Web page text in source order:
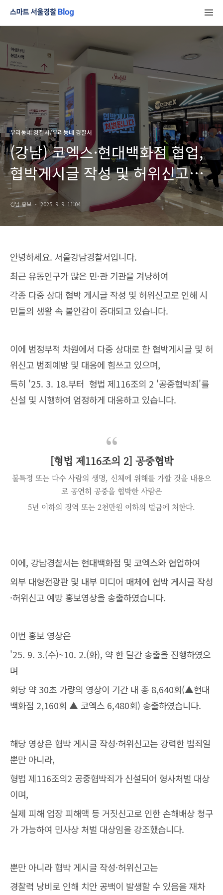
우리동네 경찰서/우리동네 경찰서
(강남) 코엑스·현대백화점 협업,
협박게시글 작성 및 허위신고
범죄예방 홍보 영상 송출
강남 홍보 2025. 9. 9. 11:04
안녕하세요. 서울강남경찰서입니다.
최근 유동인구가 많은 민·관 기관을 겨냥하여
각종 다중 상대 협박 게시글 작성 및 허위신고로 인해 시
민들의 생활 속 불안감이 증대되고 있습니다.
이에 범정부적 차원에서 다중 상대로 한 협박게시글 및 허
위신고 범죄예방 및 대응에 힘쓰고 있으며,
특히 '25. 3. 18.부터 형법 제116조의 2 '공중협박죄'를
신설 및 시행하여 엄정하게 대응하고 있습니다.
[형법 제116조의 2] 공중협박
불특정 또는 다수 사람의 생명, 신체에 위해를 가할 것을 내용으
로 공연히 공중을 협박한 사람은
5년 이하의 징역 또는 2천만원 이하의 벌금에 처한다.
이에, 강남경찰서는 현대백화점 및 코엑스와 협업하여
외부 대형전광판 및 내부 미디어 매체에 협박 게시글 작성
·허위신고 예방 홍보영상을 송출하였습니다.
이번 홍보 영상은
'25. 9. 3.(수)~10. 2.(화), 약 한 달간 송출을 진행하였으
며
회당 약 30초 가량의 영상이 기간 내 총 8,640회(▲현대
백화점 2,160회 ▲ 코엑스 6,480회) 송출하였습니다.
해당 영상은 협박 게시글 작성·허위신고는 강력한 범죄일
뿐만 아니라,
형법 제116조의2 공중협박죄가 신설되어 형사처벌 대상
이며,
실제 피해 업장 피해액 등 거짓신고로 인한 손해배상 청구
가 가능하여 민사상 처벌 대상임을 강조했습니다.
뿐만 아니라 협박 게시글 작성·허위신고는
경찰력 낭비로 인해 치안 공백이 발생할 수 있음을 재차